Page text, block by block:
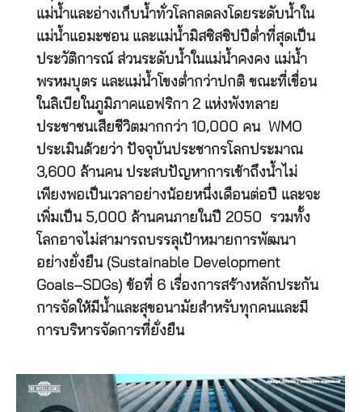
แม่น้ำและอ่างเก็บน้ำทั่วโลกลดลงโดยระดับน้ำใน
แม่น้ำแอมะซอน และแม่น้ำมิสซิสซิปปีต่ำที่สุดเป็น
ประวัติการณ์ ส่วนระดับน้ำในแม่น้ำคงคง แม่น้ำ
พรหมบุตร และแม่น้ำโขงต่ำกว่าปกติ ขณะที่เขื่อน
ในลิเบียในภูมิภาคแอฟริกา 2 แห่งพังทลาย
ประชาชนเสียชีวิตมากกว่า 10,000 คน WMO
ประเมินด้วยว่า ปัจจุบันประชากรโลกประมาณ
3,600 ล้านคน ประสบปัญหาการเข้าถึงน้ำไม่
เพียงพอเป็นเวลาอย่างน้อยหนึ่งเดือนต่อปี และจะ
เพิ่มเป็น 5,000 ล้านคนภายในปี 2050 รวมทั้ง
โลกอาจไม่สามารถบรรลุเป้าหมายการพัฒนา
อย่างยั่งยืน (Sustainable Development
Goals–SDGs) ข้อที่ 6 เรื่องการสร้างหลักประกัน
การจัดให้มีน้ำและสุขอนามัยสำหรับทุกคนและมี
การบริหารจัดการที่ยั่งยืน